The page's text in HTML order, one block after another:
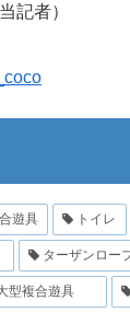
記者）
遊具 トイレ
ターザンロー
型複合遊具